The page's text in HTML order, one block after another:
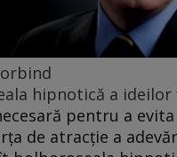
hipnotică a ideilor
pentru a
de atracție a